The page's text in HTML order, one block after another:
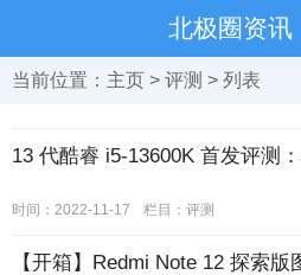
北极圈资讯
当前位置： 主页 > 评测 > 列表
13 代酷睿 i5-13600K 首发评测
时间：2022-11-17 栏目：评测
【开箱】Redmi Note 12 探索版